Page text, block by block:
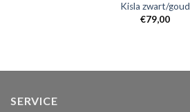
Kisla zwart/goud
€79,00
SERVICE